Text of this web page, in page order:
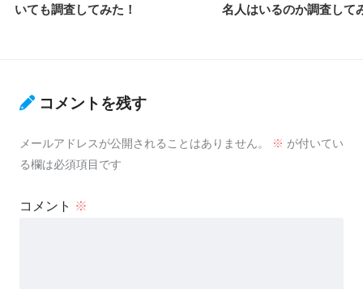
いても調査してみた！
名人はいるのか調査して
コメントを残す
メールアドレスが公開されることはありません。 ※ が付いてい
る欄は必須項目です
コメント ※